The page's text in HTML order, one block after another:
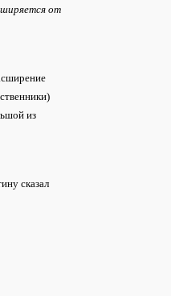
от
из
сказал